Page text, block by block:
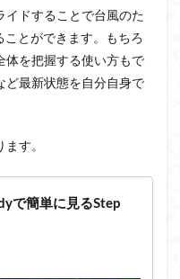
イドすることで台風のた
とができます。もちろ
体を把握する使い方もで
ど最新状態を自分自身で
す。
で簡単に見るStep